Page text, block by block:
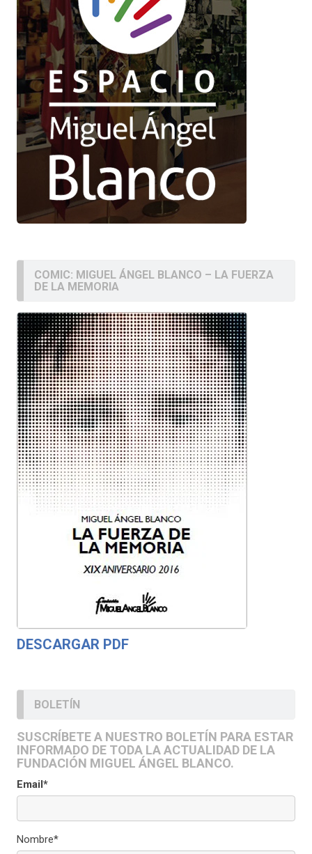
COMIC: MIGUEL ÁNGEL BLANCO – LA FUERZA
DE LA MEMORIA
DESCARGAR PDF
BOLETÍN
SUSCRÍBETE A NUESTRO BOLETÍN PARA ESTAR
INFORMADO DE TODA LA ACTUALIDAD DE LA
FUNDACIÓN MIGUEL ÁNGEL BLANCO.
Email*
Nombre*